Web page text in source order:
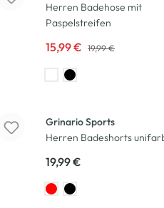
Herren Badehose mit
Paspelstreifen
15,99 € 19,99 €
Grinario Sports
Herren Badeshorts
19,99 €